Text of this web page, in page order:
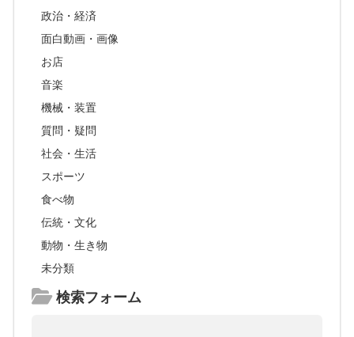
政治・経済
面白動画・画像
お店
音楽
機械・装置
質問・疑問
社会・生活
スポーツ
食べ物
伝統・文化
動物・生き物
未分類
検索フォーム